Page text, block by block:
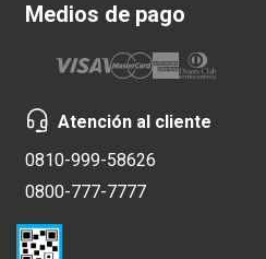
Medios de pago
Atención al cliente
0810-999-58626
0800-777-7777